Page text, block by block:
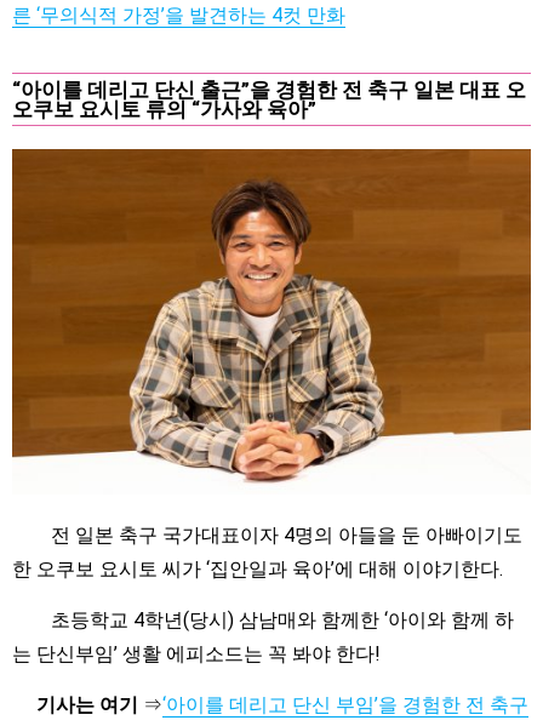
른 ‘무의식적 가정’을 발견하는 4컷 만화
“아이를 데리고 단신 출근”을 경험한 전 축구 일본 대표 오
오쿠보 요시토 류의 “가사와 육아”
전 일본 축구 국가대표이자 4명의 아들을 둔 아빠이기도
한 오쿠보 요시토 씨가 ‘집안일과 육아’에 대해 이야기한다.
초등학교 4학년(당시) 삼남매와 함께한 ‘아이와 함께 하
는 단신부임’ 생활 에피소드는 꼭 봐야 한다!
기사는 여기 ⇒‘아이를 데리고 단신 부임’을 경험한 전 축구